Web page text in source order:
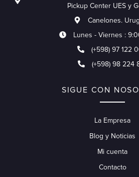
Pickup Center UES y
Canelones.
Lunes - Viernes :
(+598) 97 122
(+598) 98 224
SIGUE CON
La Empresa
Blog y Noticias
Mi cuenta
Contacto